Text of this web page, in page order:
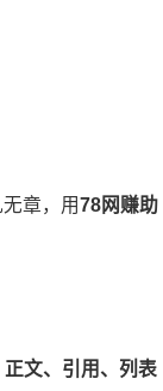
章，用78网赚助
正文、引用、列表